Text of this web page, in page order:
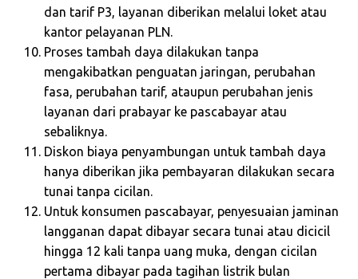
dan tarif P3, layanan diberikan melalui loket atau
kantor pelayanan PLN.
Proses tambah daya dilakukan tanpa
mengakibatkan penguatan jaringan, perubahan
fasa, perubahan tarif, ataupun perubahan jenis
layanan dari prabayar ke pascabayar atau
sebaliknya.
Diskon biaya penyambungan untuk tambah daya
hanya diberikan jika pembayaran dilakukan secara
tunai tanpa cicilan.
Untuk konsumen pascabayar, penyesuaian jaminan
langganan dapat dibayar secara tunai atau dicicil
hingga 12 kali tanpa uang muka, dengan cicilan
pertama dibayar pada tagihan listrik bulan